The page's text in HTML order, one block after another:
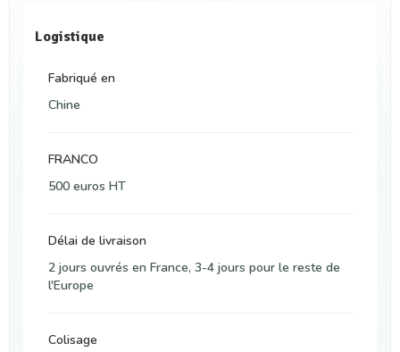
Logistique
Fabriqué en
Chine
FRANCO
500 euros HT
Délai de livraison
2 jours ouvrés en France, 3-4 jours pour le reste de
l'Europe
Colisage